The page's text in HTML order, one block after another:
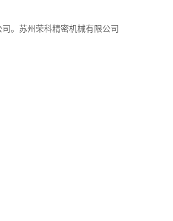
。苏州荣科精密机械有限公司